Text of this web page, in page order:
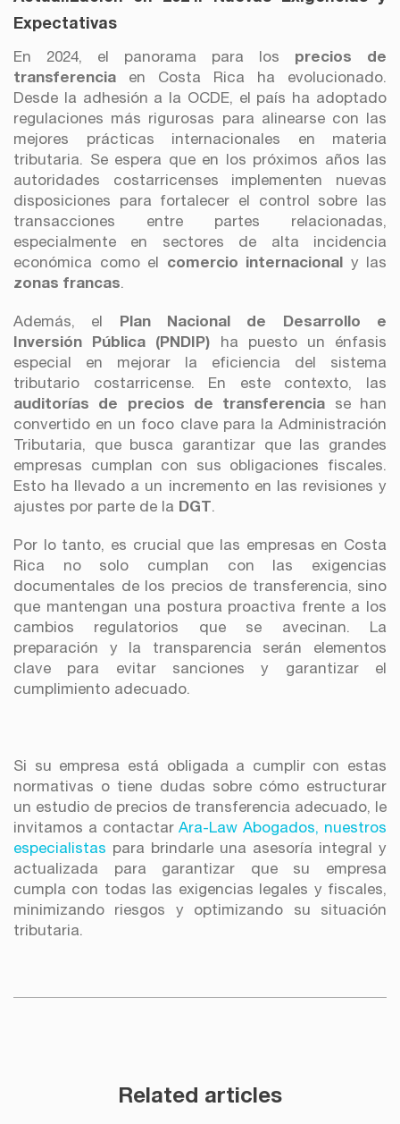
Expectativas
En 2024, el panorama para los precios de
transferencia en Costa Rica ha evolucionado.
Desde la adhesión a la OCDE, el país ha adoptado
regulaciones más rigurosas para alinearse con las
mejores prácticas internacionales en materia
tributaria. Se espera que en los próximos años las
autoridades costarricenses implementen nuevas
disposiciones para fortalecer el control sobre las
transacciones entre partes relacionadas,
especialmente en sectores de alta incidencia
económica como el comercio internacional
y las
zonas francas.
Además, el
Plan Nacional de Desarrollo e
Inversión Pública (PNDIP) ha puesto un énfasis
especial en mejorar la eficiencia del sistema
tributario costarricense. En este contexto, las
auditorías de precios de transferencia se han
convertido en un foco clave para la Administración
Tributaria, que busca garantizar que las grandes
empresas cumplan con sus obligaciones fiscales.
Esto ha llevado a un incremento en las revisiones y
ajustes por parte de la DGT.
Por lo tanto, es crucial que las empresas en Costa
Rica no solo cumplan con las exigencias
documentales de los precios de transferencia, sino
que mantengan una postura proactiva frente a los
cambios regulatorios que se avecinan. La
preparación y la transparencia serán elementos
clave para evitar sanciones y garantizar el
cumplimiento adecuado.
Si su empresa está obligada a cumplir con estas
normativas o tiene dudas sobre cómo estructurar
un estudio de precios de transferencia adecuado, le
invitamos a contactarAra-Law Abogados, nuestros
especialistas para brindarle una asesoría integral y
actualizada para garantizar que su empresa
cumpla con todas las exigencias legales y fiscales,
minimizando riesgos y optimizando su situación
tributaria.
Related articles